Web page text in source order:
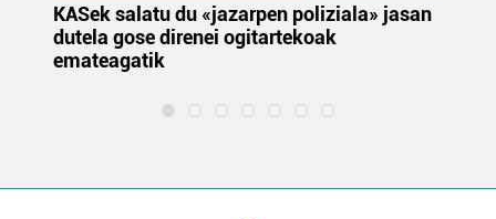
KASek salatu du «jazarpen poliziala» jasan
dutela gose direnei ogitartekoak
emateagatik